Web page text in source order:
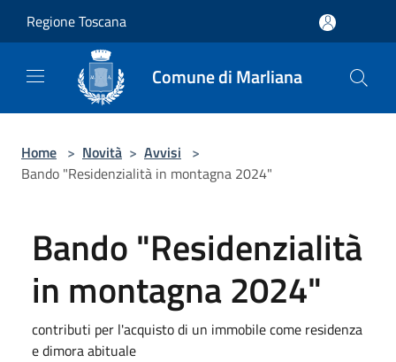
Regione Toscana
Comune di Marliana
Home > Novità > Avvisi >
Bando "Residenzialità in montagna 2024"
Bando "Residenzialità
in montagna 2024"
contributi per l'acquisto di un immobile come residenza
e dimora abituale